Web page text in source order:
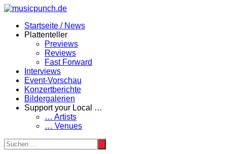
Zum
springenStartseite / News
Plattenteller
Previews
Reviews
Fast Forward
Interviews
Event-Vorschau
Konzertberichte
Bildergalerien
Support your Local …
… Artists
… Venues